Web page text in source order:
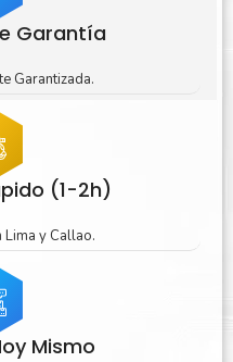
Garantía
Garantizada.
(1-2h)
Lima y Callao.
Mismo